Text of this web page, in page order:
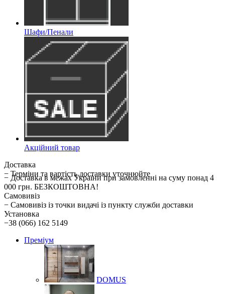
Шафи/Пенали
Акційний товар
Доставка
− Терміни та вартість доставки уточнюйте
− Доставка в межах України при замовленні на суму понад 4
000 грн. БЕЗКОШТОВНА!
Самовивіз
− Самовивіз із точки видачі із пункту служби доставки
Установка
−38 (066) 162 5149
Преміум
DOMUS